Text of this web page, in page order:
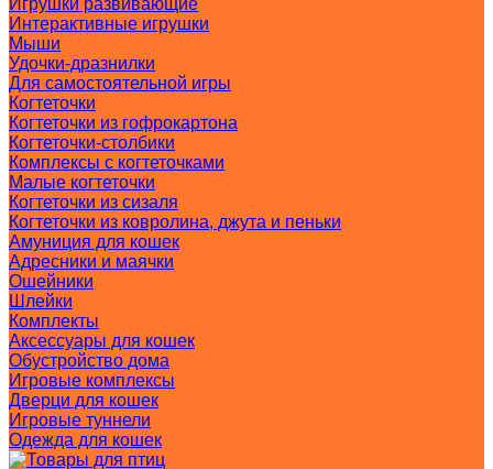
Игрушки развивающие
Интерактивные игрушки
Мыши
Удочки-дразнилки
Для самостоятельной игры
Когтеточки
Когтеточки из гофрокартона
Когтеточки-столбики
Комплексы с когтеточками
Малые когтеточки
Когтеточки из сизаля
Когтеточки из ковролина, джута и пеньки
Амуниция для кошек
Адресники и маячки
Ошейники
Шлейки
Комплекты
Аксессуары для кошек
Обустройство дома
Игровые комплексы
Дверци для кошек
Игровые туннели
Одежда для кошек